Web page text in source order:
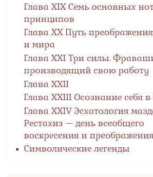
Глава XIX Семь основных
принципов
Глава XX Путь
и мира
Глава XXI Три силы.
производящий свою работу
Глава XXII
Глава ХХIII Осознание себя в
Глава XXIV Эсхатология
Рестахиз — день всеобщего
воскресения и
Символические легенды